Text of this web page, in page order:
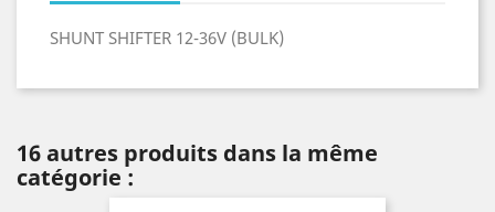
SHUNT SHIFTER 12-36V (BULK)
16 autres produits dans la même
catégorie :